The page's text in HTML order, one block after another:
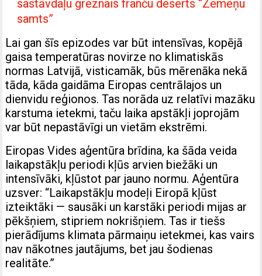
sastāvdaļu greznais franču deserts “Zemeņu
samts”
Lai gan šīs epizodes var būt intensīvas, kopējā
gaisa temperatūras novirze no klimatiskās
normas Latvijā, visticamāk, būs mērenāka nekā
tāda, kāda gaidāma Eiropas centrālajos un
dienvidu reģionos. Tas norāda uz relatīvi mazāku
karstuma ietekmi, taču laika apstākļi joprojām
var būt nepastāvīgi un vietām ekstrēmi.
Eiropas Vides aģentūra brīdina, ka šāda veida
laikapstākļu periodi kļūs arvien biežāki un
intensīvāki, kļūstot par jauno normu. Aģentūra
uzsver: “Laikapstākļu modeļi Eiropā kļūst
izteiktāki — sausāki un karstāki periodi mijas ar
pēkšņiem, stipriem nokrišņiem. Tas ir tiešs
pierādījums klimata pārmaiņu ietekmei, kas vairs
nav nākotnes jautājums, bet jau šodienas
realitāte.”